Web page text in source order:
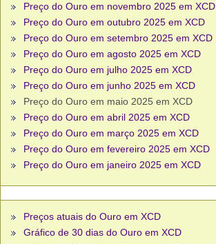
Preço do Ouro em novembro 2025 em XCD
Preço do Ouro em outubro 2025 em XCD
Preço do Ouro em setembro 2025 em XCD
Preço do Ouro em agosto 2025 em XCD
Preço do Ouro em julho 2025 em XCD
Preço do Ouro em junho 2025 em XCD
Preço do Ouro em maio 2025 em XCD
Preço do Ouro em abril 2025 em XCD
Preço do Ouro em março 2025 em XCD
Preço do Ouro em fevereiro 2025 em XCD
Preço do Ouro em janeiro 2025 em XCD
Preços atuais do Ouro em XCD
Gráfico de 30 dias do Ouro em XCD